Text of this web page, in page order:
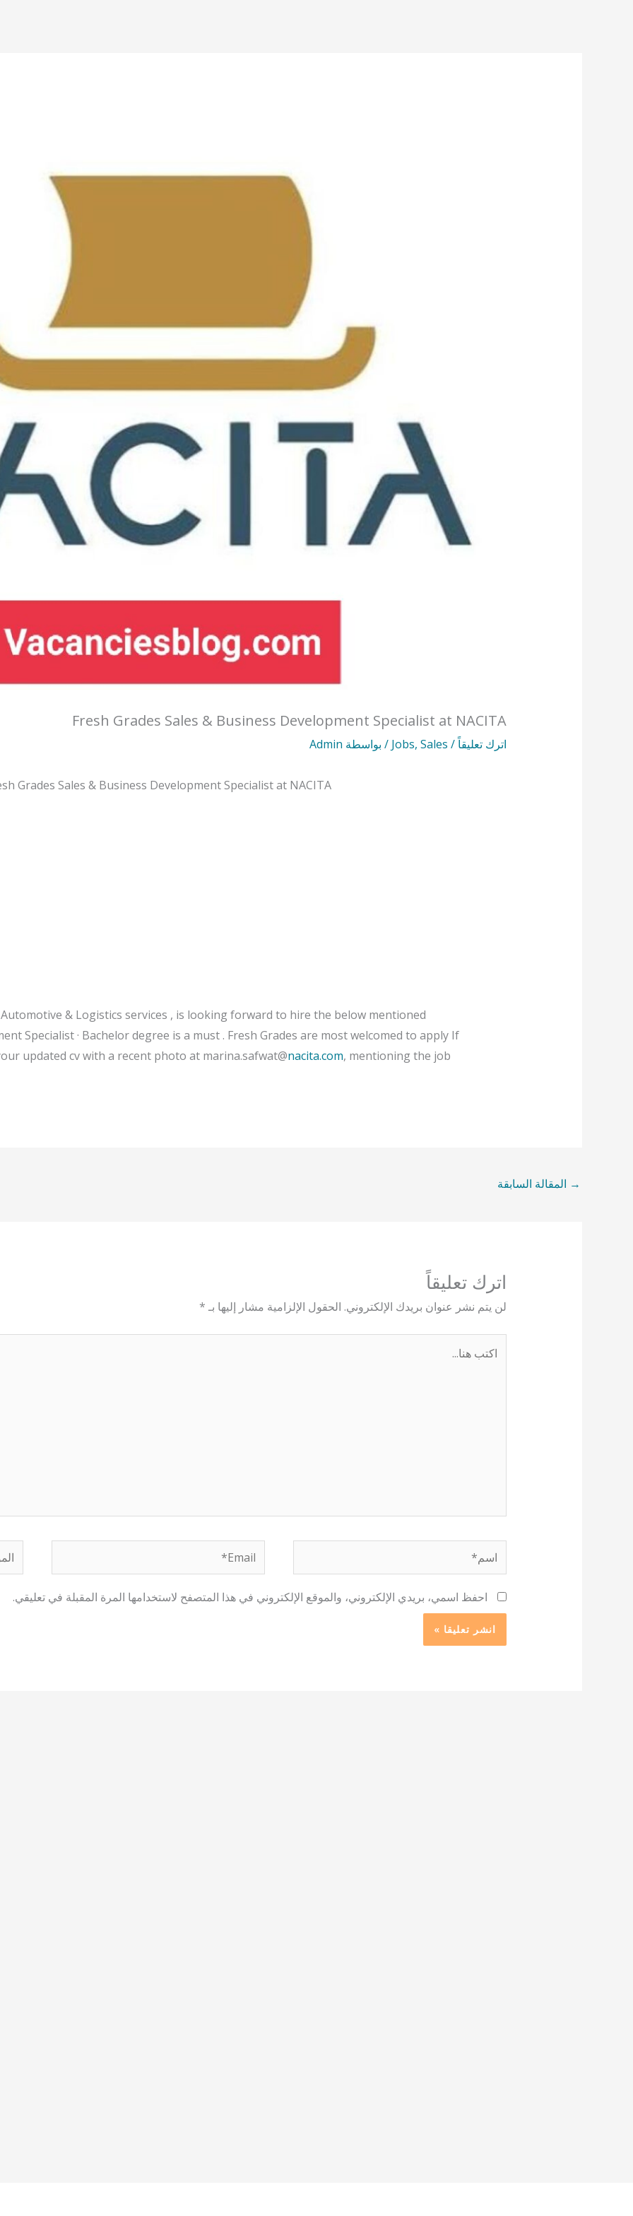
Fresh Grades Sales & Business Development Specialist at NACITA
اترك تعليقاً/
Jobs,Sales / بواسطة Admin
Grades Sales & Business Development Specialist at NACITA
& Logistics services , is looking forward to hire the below mentioned
Specialist · Bachelor degree is a must . Fresh Grades are most welcomed to apply If
updated cv with a recent photo at marina.safwat@nacita.com, mentioning the job
→ المقالة السابقة
اترك تعليقاً
لن يتم نشر عنوان بريدك الإلكتروني. الحقول الإلزامية مشار إليها بـ *
اسم* Email*
احفظ اسمي، بريدي الإلكتروني، والموقع الإلكتروني في هذا المتصفح لاستخدامها المرة المقبلة في تعليقي.